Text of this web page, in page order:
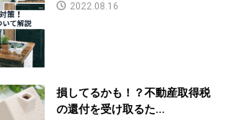
2022.08.16
損してるかも！？不動産取得税
の還付を受け取るた...